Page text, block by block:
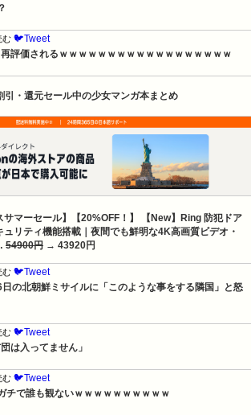
む 🐦Tweet
再評価されるｗｗｗｗｗｗｗｗｗｗｗｗｗｗｗｗｗｗ
引・還元セール中の少女マンガ本まとめ
マーセール】【20%OFF！】 【New】Ring 防犯ドア
リティ機能搭載｜夜間でも鮮明な4K高画質ビデオ・
54900円 → 43920円
む 🐦Tweet
日の北朝鮮ミサイルに「このような事をする隣国」と怒
む 🐦Tweet
は入ってません」
む 🐦Tweet
チで誰も観ないｗｗｗｗｗｗｗｗｗｗ